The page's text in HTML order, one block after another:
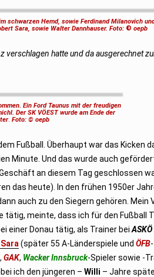
schwarzen Hemd, sowie Ferdinand Milanovich
Sara, sowie Walter Dannhauser. Foto: © oepb
hatte und da ausgerechnet
Ein Ford Taunus mit der freudigen
Der SK VÖEST wurde am Ende der
. Foto: © oepb
Fußball. Überhaupt war das Kicken
Minute. Und das wurde auch
an diesem Tag geschlossen
das heute). In den frühen 1950er
auch zu den Siegern gehören. Mein
meinte, dass ich für den Fußball
einer Donau tätig, als Trainer bei
(später 55 A-Länderspiele undÖFB
GAK, Wacker Innsbruck-Spieler sowie -
ich den jüngeren –Willi – Jahre